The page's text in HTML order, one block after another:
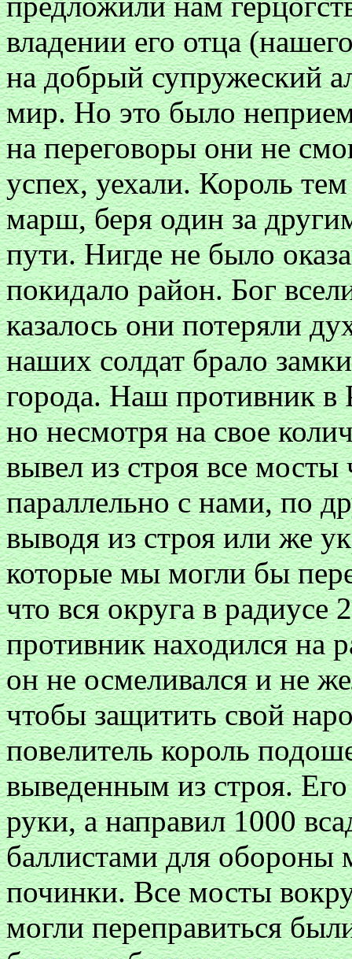
владении его отца
на добрый супружеский
мир. Но это было
на переговоры они не
успех, уехали. Король
марш, беря один за
пути. Нигде не было
покидало район. Бог
казалось они потеряли
наших солдат брало
города. Наш противник
но несмотря на свое
вывел из строя все
параллельно с нами, по
выводя из строя или же
которые мы могли бы
что вся округа в радиусе
противник находился на
он не осмеливался и не
чтобы защитить свой
повелитель король
выведенным из строя.
руки, а направил 1000
баллистами для обороны
починки. Все мосты
могли переправиться